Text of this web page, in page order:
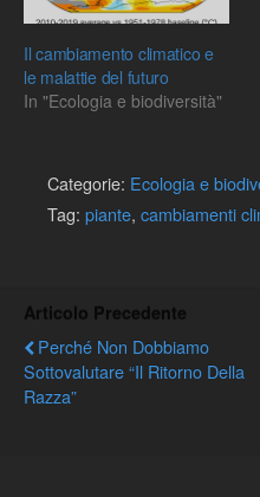
Il cambiamento climatico e
le malattie del futuro
In "Ecologia e biodiversità"
Categorie: Ecologia e
Tag: piante, cambiamenti
Articolo Precedente
Perché Non Dobbiamo
Sottovalutare “Il Ritorno Della
Razza”